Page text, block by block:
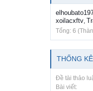
xoilacxftv
Tổng: 6
THỐNG
Đề tài thảo
Bài viết: